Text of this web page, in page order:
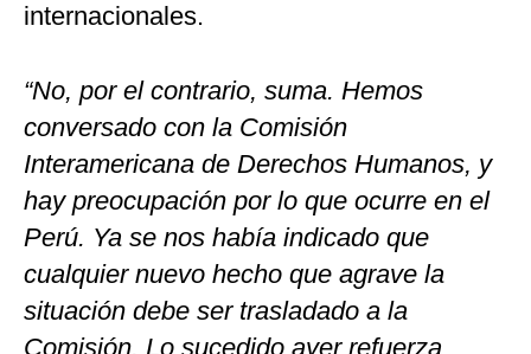
internacionales.
“No, por el contrario, suma. Hemos
conversado con la Comisión
Interamericana de Derechos Humanos, y
hay preocupación por lo que ocurre en el
Perú. Ya se nos había indicado que
cualquier nuevo hecho que agrave la
situación debe ser trasladado a la
Comisión. Lo sucedido ayer refuerza